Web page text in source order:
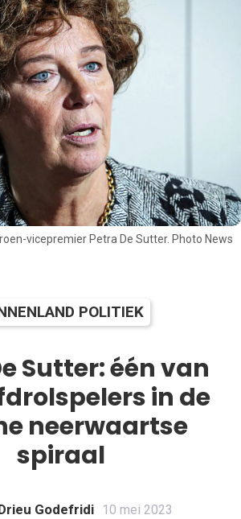
vicepremier Petra De Sutter. Photo News
POLITIEK
Sutter: één van
in de
neerwaartse
spiraal
Godefridi 10 mei 2023